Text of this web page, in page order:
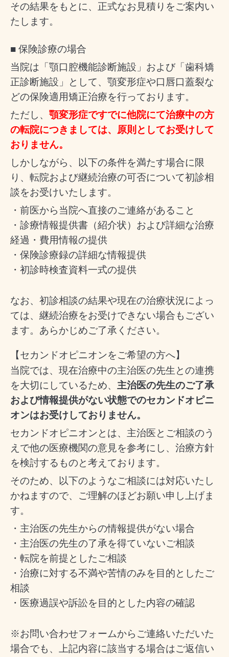
その結果をもとに、正式なお見積りをご案内い
たします。
■ 保険診療の場合
当院は「顎口腔機能診断施設」および「歯科矯
正診断施設」として、顎変形症や口唇口蓋裂な
どの保険適用矯正治療を行っております。
ただし、 顎変形症ですでに他院にて治療中の方
の転院につきましては、原則としてお受けして
おりません。
しかしながら、以下の条件を満たす場合に限
り、転院および継続治療の可否について初診相
談をお受けいたします。
・前医から当院へ直接のご連絡があること
・診療情報提供書（紹介状）および詳細な治療
経過・費用情報の提供
・保険診療録の詳細な情報提供
・初診時検査資料一式の提供
なお、初診相談の結果や現在の治療状況によっ
ては、継続治療をお受けできない場合もござい
ます。あらかじめご了承ください。
【セカンドオピニオンをご希望の方へ】
当院では、現在治療中の主治医の先生との連携
を大切にしているため、 主治医の先生のご了承
および情報提供がない状態でのセカンドオピニ
オンはお受けしておりません。
セカンドオピニオンとは、主治医とご相談のう
えで他の医療機関の意見を参考にし、治療方針
を検討するものと考えております。
そのため、以下のようなご相談には対応いたし
かねますので、ご理解のほどお願い申し上げま
す。
・主治医の先生からの情報提供がない場合
・主治医の先生の了承を得ていないご相談
・転院を前提としたご相談
・治療に対する不満や苦情のみを目的としたご
相談
・医療過誤や訴訟を目的とした内容の確認
※お問い合わせフォームからご連絡いただいた
場合でも、上記内容に該当する場合はご返信い